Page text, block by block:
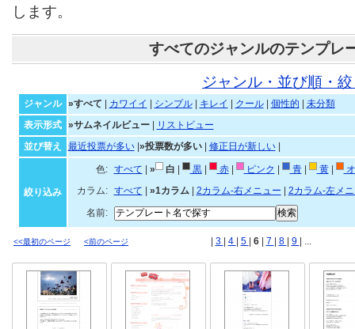
します。
すべてのジャンルのテンプレ
ジャンル・並び順・
ジャンル »すべて カワイイ シンプル| キレイ クール| 個性的
未分類
表示形式
»サムネイルビュー|
リストビュー
並び替え
最近投票が多い| »投票数が多い| 修正日が新しい|
絞り込み
色: すべて » 白 黒| 赤| ピンク 青| 黄|
カラム:
すべて »1カラム| 2カラム-右メニュー
2カラム-左メ
名前:
<<最初のページ <前のページ 3 4 5 6 7 8 9 | ...